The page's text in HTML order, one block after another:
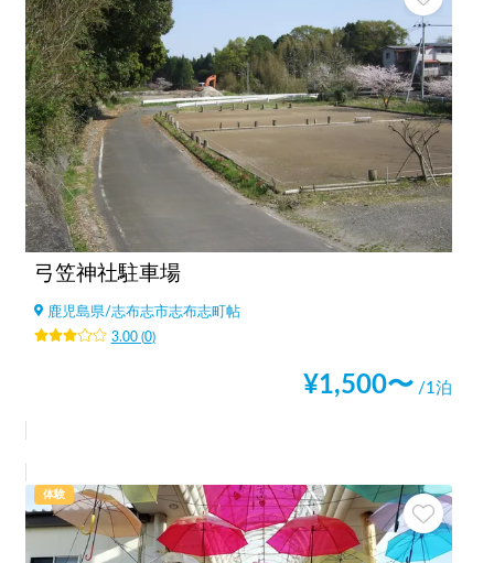
弓笠神社駐車場
鹿児島県/志布志市志布志町帖
3.00(0)
¥1,500〜 /1泊
体験